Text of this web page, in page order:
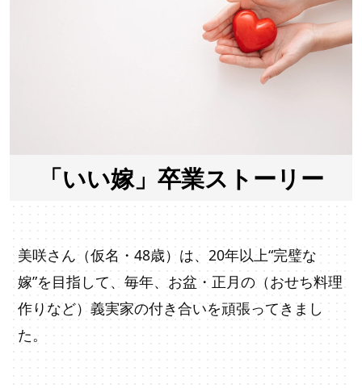
「いい嫁」卒業ストーリー
美咲さん（仮名・48歳）は、20年以上“完璧な
嫁”を目指して、毎年、お盆・正月の（おせち料理
作りなど）義実家の付き合いを頑張ってきまし
た。